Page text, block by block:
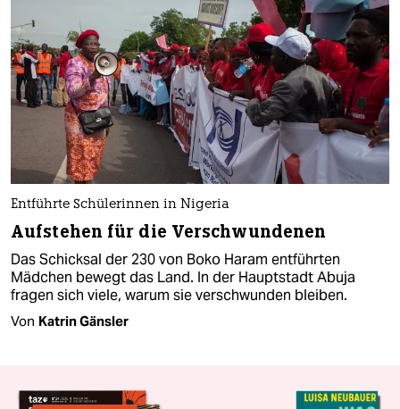
Entführte Schülerinnen in Nigeria
Aufstehen für die Verschwundenen
Das Schicksal der 230 von Boko Haram entführten
Mädchen bewegt das Land. In der Hauptstadt Abuja
fragen sich viele, warum sie verschwunden bleiben.
Von Katrin Gänsler